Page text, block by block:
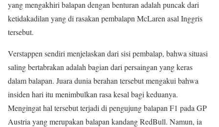
yang mengakhiri balapan dengan benturan adalah puncak dari
ketidakadilan yang di rasakan pembalapn McLaren asal Inggris
tersebut.
Verstappen sendiri menjelaskan dari sisi pembalap, bahwa situasi
saling bertabrakan adalah bagian dari persaingan yang keras
dalam balapan. Juara dunia berahan tersebut mengakui bahwa
insiden hari itu menimbulkan rasa kesal bagi keduanya.
Mengingat hal tersebut terjadi di pengujung balapan F1 pada GP
Austria yang merupakan balapan kandang RedBull. Namun, ia